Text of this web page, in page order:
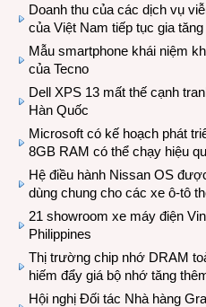
Doanh thu của các dịch vụ
của Việt Nam tiếp tục gia tăng
Mẫu smartphone khái niệm
của Tecno
Dell XPS 13 mất thế cạnh
Hàn Quốc
Microsoft có kế hoạch phát
8GB RAM có thể chạy hiệu
Hệ điều hành Nissan OS
dùng chung cho các xe ô-tô
21 showroom xe máy điện
Philippines
Thị trường chip nhớ DRAM
hiếm đẩy giá bộ nhớ tăng
Hội nghị Đối tác Nhà hàng